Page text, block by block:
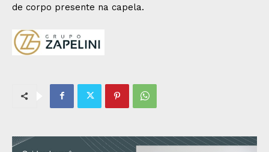
de corpo presente na capela.